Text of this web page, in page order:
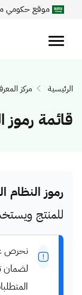
موقع حكومي
الرئيسية مركز
قائمة رموز
رموز النظام
للمنتج
نحرص
لضمان